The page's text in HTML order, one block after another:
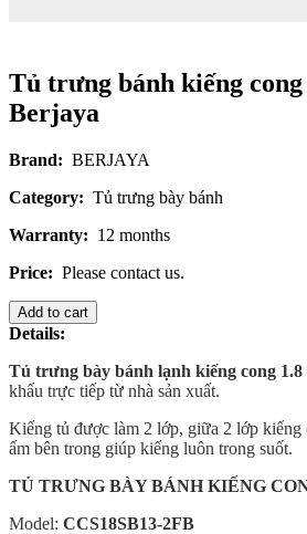
Tủ trưng bánh kiếng cong
Berjaya
Brand: BERJAYA
Category: Tủ trưng bày bánh
Warranty: 12 months
Price: Please contact us.
Add to cart
Details:
Tủ trưng bày bánh lạnh kiếng cong 1.8
khẩu trực tiếp từ nhà sản xuất.
Kiếng tủ được làm 2 lớp, giữa 2 lớp kiếng
ấm bên trong giúp kiếng luôn trong suốt.
TỦ TRƯNG BÀY BÁNH KIẾNG
Model: CCS18SB13-2FB